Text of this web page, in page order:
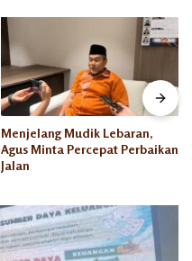
Menjelang Mudik Lebaran,
Agus Minta Percepat Perbaikan
Jalan